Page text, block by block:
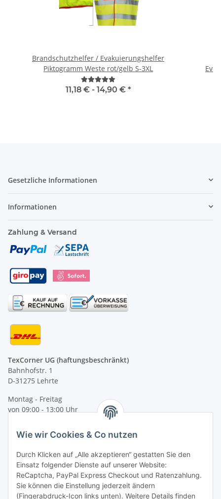
Brandschutzhelfer / Evakuierungshelfer
Piktogramm Weste rot/gelb S-3XL
11,18 € - 14,90 € *
Gesetzliche Informationen
Informationen
Zahlung & Versand
TexCorner UG (haftungsbeschränkt)
Bahnhofstr. 1
D-31275 Lehrte
Montag - Freitag
von 09:00 - 13:00 Uhr
Tel: +49 (0) 5132 8230689
E-Mail:mail@texcorner.de
Wie wir Cookies & Co nutzen
Durch Klicken auf „Alle akzeptieren“ gestatten Sie den
Einsatz folgender Dienste auf unserer Website:
ReCaptcha, PayPal Express Checkout und Ratenzahlung.
Sie können die Einstellung jederzeit ändern
(Fingerabdruck-Icon links unten). Weitere Details finden